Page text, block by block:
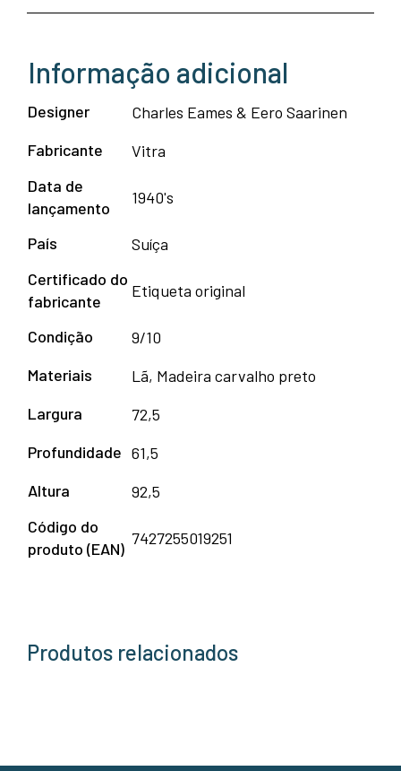
Informação adicional
Designer
Charles Eames & Eero Saarinen
Fabricante
Vitra
Data de
lançamento
1940's
País
Suíça
Certificado do
fabricante
Etiqueta original
Condição
9/10
Materiais
Lã, Madeira carvalho preto
Largura
72,5
Profundidade 61,5
Altura
92,5
Código do
produto (EAN)
7427255019251
Produtos relacionados